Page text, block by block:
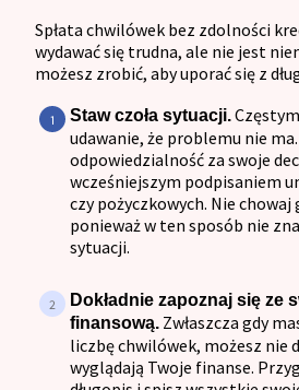
Spłata chwilówek bez zdolności
wydawać się trudna, ale nie jest
możesz zrobić, aby uporać się z
Staw czoła sytuacji.
udawanie, że problemu nie
odpowiedzialność za swoje
wcześniejszym podpisaniem
czy pożyczkowych. Nie chowaj
ponieważ w ten sposób nie
sytuacji.
Dokładnie zapoznaj się ze
finansową. Zwłaszcza gdy
liczbę chwilówek, możesz nie
wyglądają Twoje finanse.